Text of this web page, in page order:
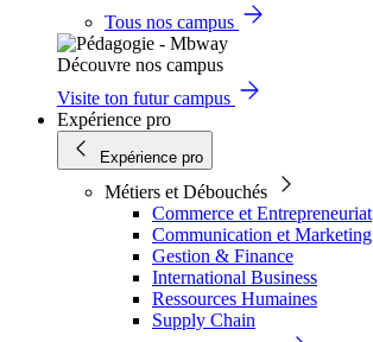
Tous nos campus
Découvre nos campus
Visite ton futur campus
Expérience pro
Expérience pro
Métiers et Débouchés
Commerce et Entrepreneuriat
Communication et Marketing
Gestion & Finance
International Business
Ressources Humaines
Supply Chain